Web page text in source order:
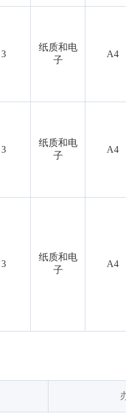
3
纸质和电
子
A4
3
纸质和电
子
A4
3
纸质和电
子
A4